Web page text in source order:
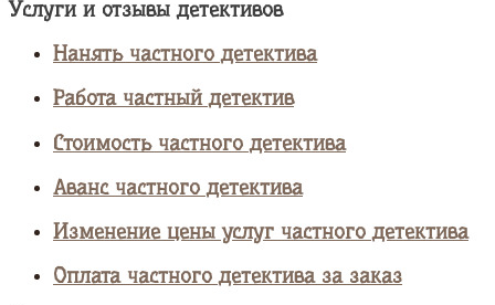
Услуги и отзывы детективов
Нанять частного детектива
Работа частный детектив
Стоимость частного детектива
Аванс частного детектива
Изменение цены услуг частного детектива
Оплата частного детектива за заказ